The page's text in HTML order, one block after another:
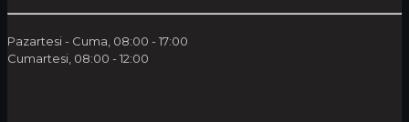
Pazartesi - Cuma, 08:00 - 17:00
Cumartesi, 08:00 - 12:00